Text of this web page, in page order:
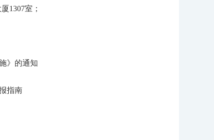
1307室；
》的通知
指南